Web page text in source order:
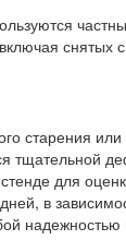
снятых с
старения или
тщательной
для
в